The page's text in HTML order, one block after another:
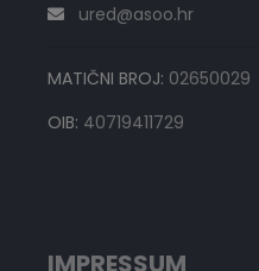
ured@asoo.hr
MATIČNI BROJ: 02650029
OIB: 40719411729
IMPRESSUM